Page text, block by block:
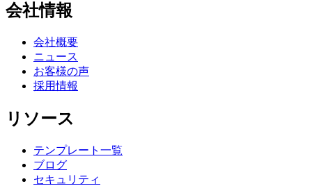
会社情報
会社概要
ニュース
お客様の声
採用情報
リソース
テンプレート一覧
ブログ
セキュリティ